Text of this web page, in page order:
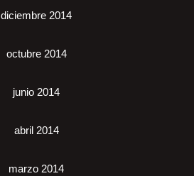
diciembre 2014
octubre 2014
junio 2014
abril 2014
marzo 2014